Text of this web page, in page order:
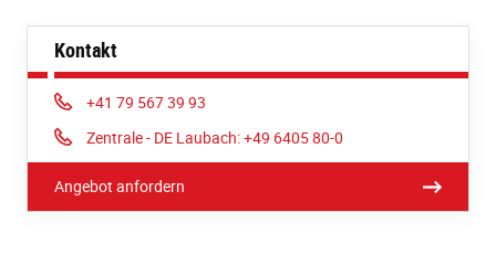
Kontakt
Phone:
+41 79 567 39 93
Phone:
Zentrale - DE Laubach: +49 6405 80-0
Angebot anfordern